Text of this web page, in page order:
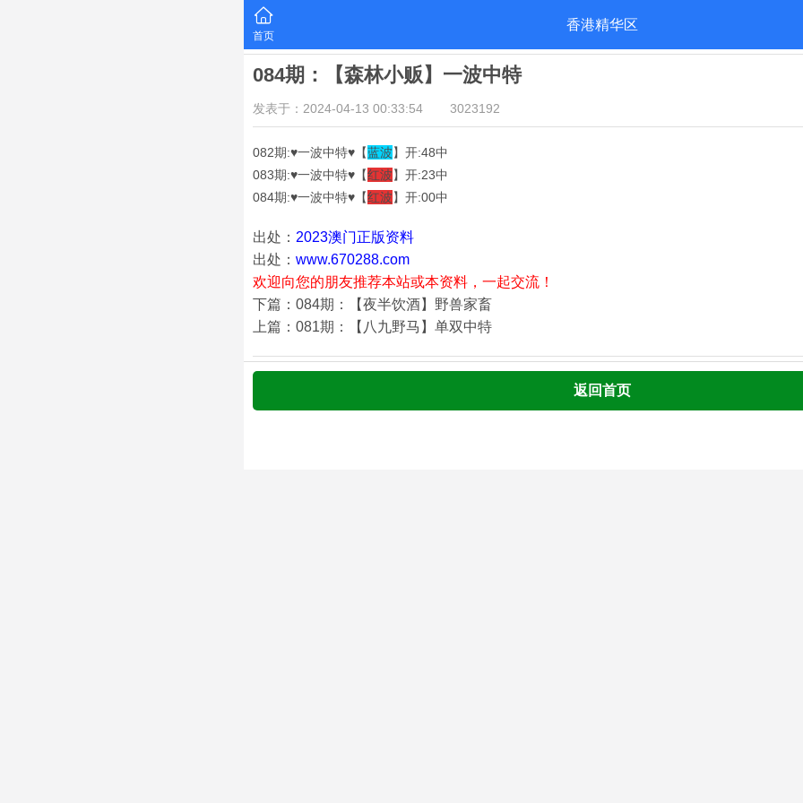
首页
香港精华区
084期：【森林小贩】一波中特
发表于：2024-04-13 00:33:54 3023192
082期:♥一波中特♥【蓝波】开:48中
083期:♥一波中特♥【红波】开:23中
084期:♥一波中特♥【红波】开:00中
出处： 2023澳门正版资料
出处： www.670288.com
欢迎向您的朋友推荐本站或本资料，一起交流！
下篇：084期：【夜半饮酒】野兽家畜
上篇：081期：【八九野马】单双中特
返回首页